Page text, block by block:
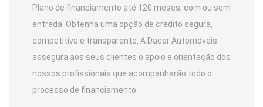
Plano de financiamento até 120 meses, com ou sem
entrada. Obtenha uma opção de crédito segura,
competitiva e transparente. A Dacar Automóveis
assegura aos seus clientes o apoio e orientação dos
nossos profissionais que acompanharão todo o
processo de financiamento.